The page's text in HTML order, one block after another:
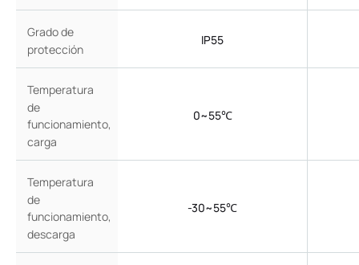
Grado de
protección
IP55
Temperatura
de
funcionamiento,
carga
0~55℃
Temperatura
de
funcionamiento,
descarga
-30~55℃